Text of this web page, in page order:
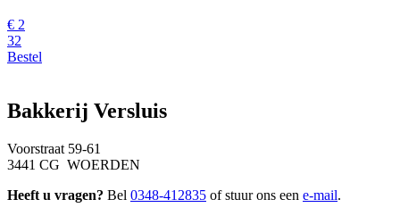
€ 2
32
Bestel
Bakkerij Versluis
Voorstraat 59-61
3441 CG WOERDEN
Heeft u vragen? Bel 0348-412835 of stuur ons een e-mail.